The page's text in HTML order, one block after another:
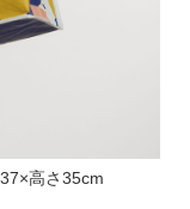
高さ35cm